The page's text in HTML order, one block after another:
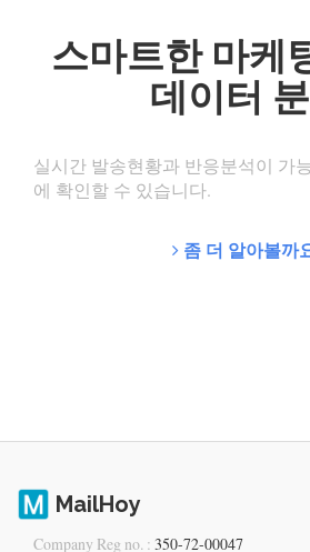
스마트한 마케
데이터
실시간 발송현황과 반응분석이 가
에 확인할 수 있습니다.
좀 더 알아볼까
MailHoy
Company Reg no. : 350-72-00047